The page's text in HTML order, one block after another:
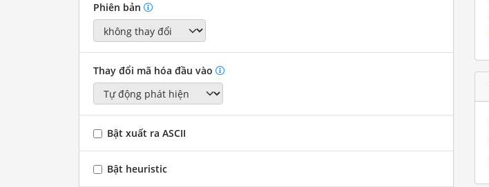
Phiên bản
Thay đổi mã hóa đầu vào
Bật xuất ra ASCII
Bật heuristic